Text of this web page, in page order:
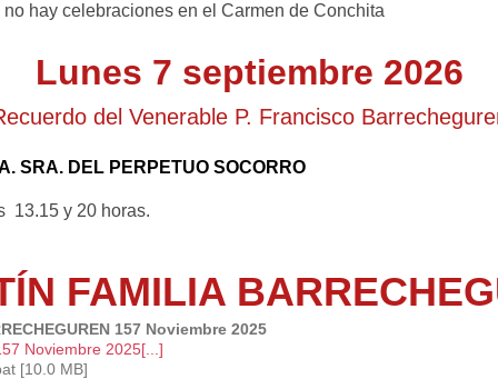
hay celebraciones en el Carmen de Conchita
Lunes 7 septiembre 2026
del Venerable P. Francisco
SRA. DEL PERPETUO SOCORRO
13.15 y 20 horas.
FAMILIA
157 Noviembre 2025
Noviembre 2025[...]
[10.0 MB]